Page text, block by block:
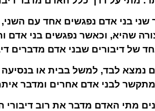
בני אדם נפגשים אחד עם
שהיא, וכאשר נפגשים בני
של דיבורים שבני אדם מדברים
נמצא לבד, למשל בבית או בנסיעה
לבני אדם אחרים ומדבר
מתי האדם מדבר את רוב